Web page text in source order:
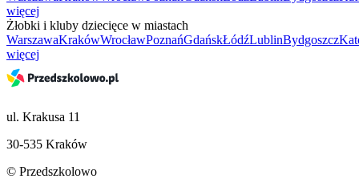
więcej
Żłobki i kluby dziecięce w miastach
WarszawaKrakówWrocławPoznańGdańskŁódźLublinBydgoszcz
więcej
ul. Krakusa 11
30-535 Kraków
© Przedszkolowo